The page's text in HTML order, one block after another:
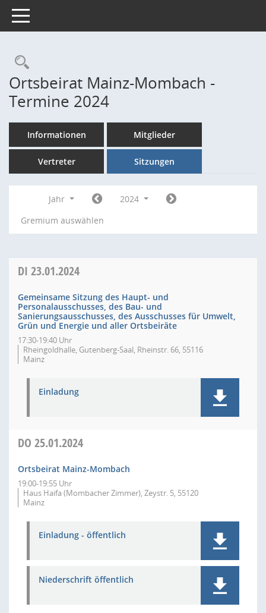
Toggle navigation
Rechercheauswahl
Ortsbeirat Mainz-Mombach -
Termine 2024
Informationen Mitglieder
Vertreter Sitzungen
Jahr
2024
Gremium auswählen
DI 23.01.2024
Gemeinsame Sitzung des Haupt- und
Personalausschusses, des Bau- und
Sanierungsausschusses, des Ausschusses für Umwelt,
Grün und Energie und aller Ortsbeiräte
17:30-19:40 Uhr
Rheingoldhalle, Gutenberg-Saal, Rheinstr. 66, 55116
Mainz
Einladung
DO 25.01.2024
Ortsbeirat Mainz-Mombach
19:00-19:55 Uhr
Haus Haifa (Mombacher Zimmer), Zeystr. 5, 55120
Mainz
Einladung - öffentlich
Niederschrift öffentlich